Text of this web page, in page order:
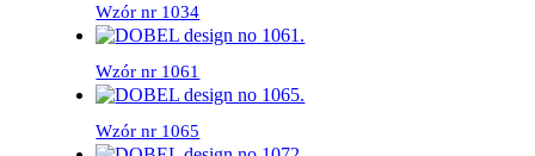
Wzór nr 1034
Wzór nr 1061
Wzór nr 1065